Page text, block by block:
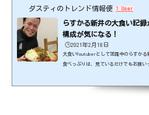
ダスティのトレンド情報便 1 User
らすかる新井の大食い記
構成が気になる！
🕒️2021年2月18日
大食いYoutuberとして活躍中のらすか
食べっぷりは、見ているだけでもお腹
le || ).push({});らすかる新井さんの大